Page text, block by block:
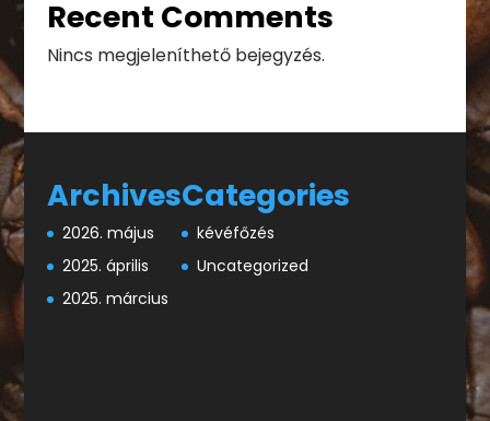
Recent Comments
Nincs megjeleníthető bejegyzés.
Archives
2026. május
2025. április
2025. március
Categories
kévéfőzés
Uncategorized